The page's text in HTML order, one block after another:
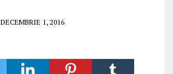
DECEMBRIE 1, 2016